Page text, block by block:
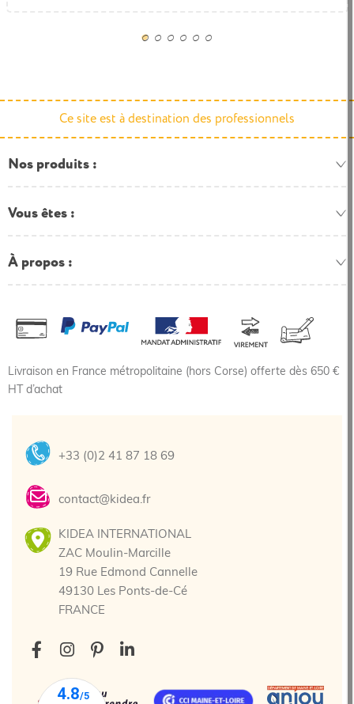
Ce site est à destination des professionnels
Nos produits
Vous êtes
À propos
Livraison en France métropolitaine (hors Corse) offerte dès 650 €
HT d’achat
+33 (0)2 41 87 18 69
contact@kidea.fr
KIDEA INTERNATIONAL
ZAC Moulin-Marcille
19 Rue Edmond Cannelle
49130 Les Ponts-de-Cé
FRANCE